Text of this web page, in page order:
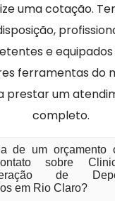
uma cotação.
e
ferramentas do
prestar um
completo.
de um orçamento
sobre
de
em Rio Claro?